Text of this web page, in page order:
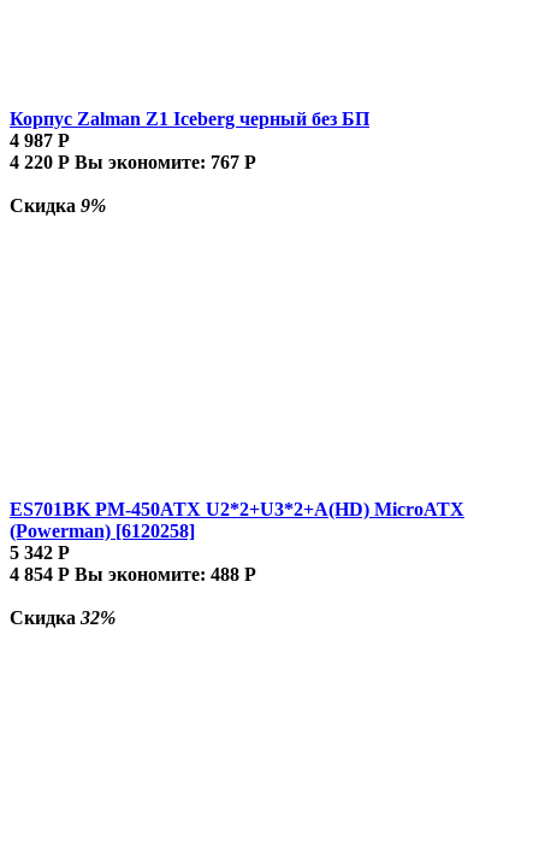
Корпус Zalman Z1 Iceberg черный без БП
4 987 Р
4 220 Р Вы экономите: 767 Р
Скидка 9%
ES701BK PM-450ATX U2*2+U3*2+A(HD) MicroATX
(Powerman) [6120258]
5 342 Р
4 854 Р Вы экономите: 488 Р
Скидка 32%